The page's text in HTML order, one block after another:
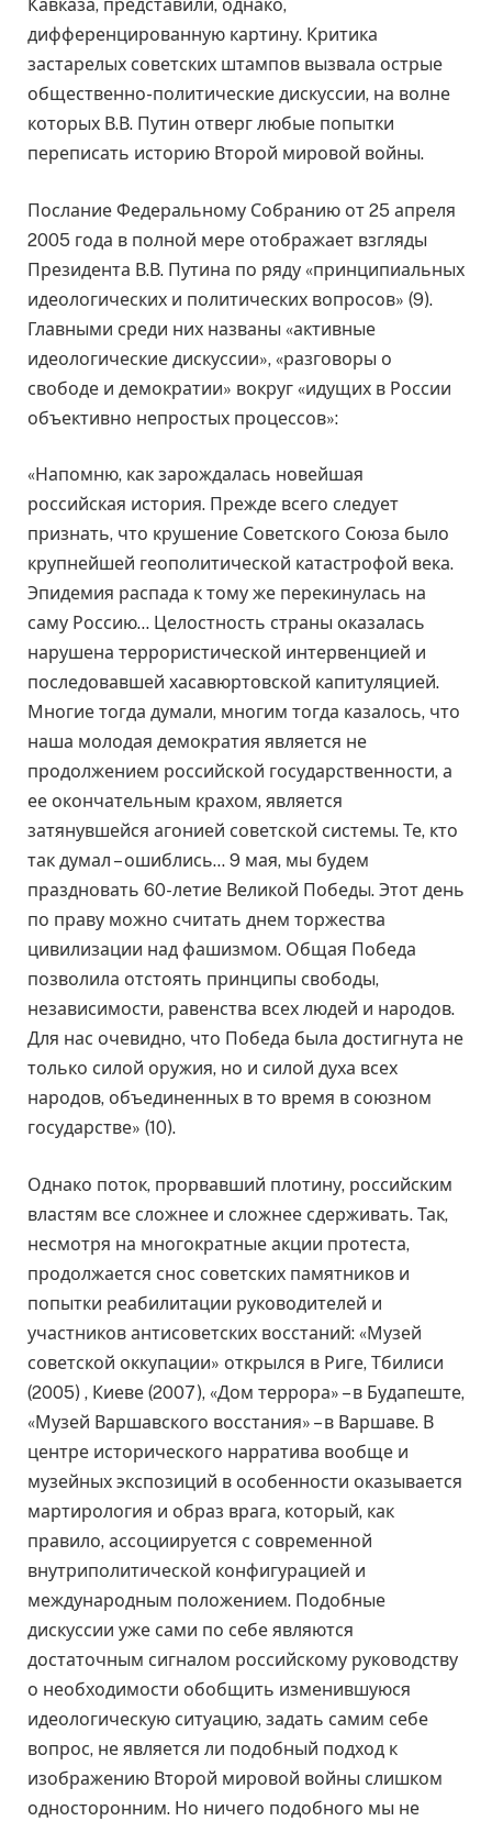
Кавказа, представили, однако,
дифференцированную картину. Критика
застарелых советских штампов вызвала острые
общественно-политические дискуссии, на волне
которых В.В. Путин отверг любые попытки
переписать историю Второй мировой войны.
Послание Федеральному Собранию от 25 апреля
2005 года в полной мере отображает взгляды
Президента В.В. Путина по ряду «принципиальных
идеологических и политических вопросов» (9).
Главными среди них названы «активные
идеологические дискуссии», «разговоры о
свободе и демократии» вокруг «идущих в России
объективно непростых процессов»:
«Напомню, как зарождалась новейшая
российская история. Прежде всего следует
признать, что крушение Советского Союза было
крупнейшей геополитической катастрофой века.
Эпидемия распада к тому же перекинулась на
саму Россию… Целостность страны оказалась
нарушена террористической интервенцией и
последовавшей хасавюртовской капитуляцией.
Многие тогда думали, многим тогда казалось, что
наша молодая демократия является не
продолжением российской государственности, а
ее окончательным крахом, является
затянувшейся агонией советской системы. Те, кто
так думал – ошиблись… 9 мая, мы будем
праздновать 60-летие Великой Победы. Этот день
по праву можно считать днем торжества
цивилизации над фашизмом. Общая Победа
позволила отстоять принципы свободы,
независимости, равенства всех людей и народов.
Для нас очевидно, что Победа была достигнута не
только силой оружия, но и силой духа всех
народов, объединенных в то время в союзном
государстве» (10).
Однако поток, прорвавший плотину, российским
властям все сложнее и сложнее сдерживать. Так,
несмотря на многократные акции протеста,
продолжается снос советских памятников и
попытки реабилитации руководителей и
участников антисоветских восстаний: «Музей
советской оккупации» открылся в Риге, Тбилиси
(2005) , Киеве (2007), «Дом террора» – в Будапеште,
«Музей Варшавского восстания» – в Варшаве. В
центре исторического нарратива вообще и
музейных экспозиций в особенности оказывается
мартирология и образ врага, который, как
правило, ассоциируется с современной
внутриполитической конфигурацией и
международным положением. Подобные
дискуссии уже сами по себе являются
достаточным сигналом российскому руководству
о необходимости обобщить изменившуюся
идеологическую ситуацию, задать самим себе
вопрос, не является ли подобный подход к
изображению Второй мировой войны слишком
односторонним. Но ничего подобного мы не